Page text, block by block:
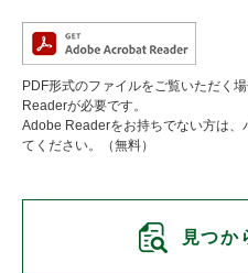
PDF形式のファイルをご覧いただく
Readerが必要です。
Adobe Readerをお持ちでない方は、
てください。（無料）
見つか